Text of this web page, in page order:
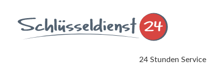
24 Stunden Service